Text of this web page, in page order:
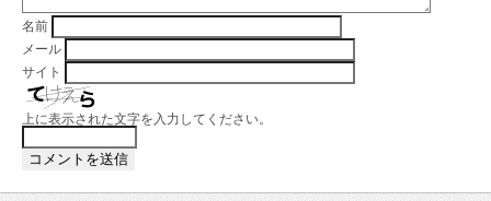
名前
メール
サイト
上に表示された文字を入力してください。